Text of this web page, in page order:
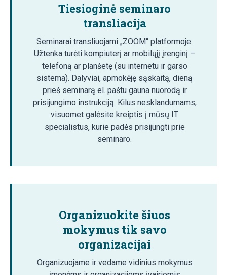
Tiesioginė seminaro
transliacija
Seminarai transliuojami „ZOOM“ platformoje.
Užtenka turėti kompiuterį ar mobilųjį įrenginį –
telefoną ar planšetę (su internetu ir garso
sistema). Dalyviai, apmokėję sąskaitą, dieną
prieš seminarą el. paštu gauna nuorodą ir
prisijungimo instrukciją. Kilus nesklandumams,
visuomet galėsite kreiptis į mūsų IT
specialistus, kurie padės prisijungti prie
seminaro.
Organizuokite šiuos
mokymus tik savo
organizacijai
Organizuojame ir vedame vidinius mokymus